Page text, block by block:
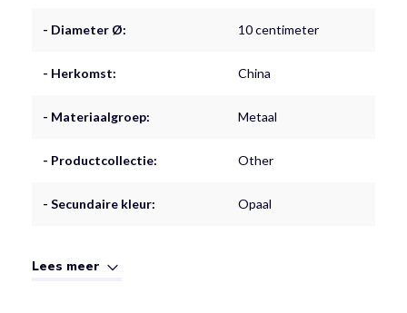
- Diameter Ø: 10 centimeter
- Herkomst: China
- Materiaalgroep: Metaal
- Productcollectie: Other
- Secundaire kleur: Opaal
Lees meer